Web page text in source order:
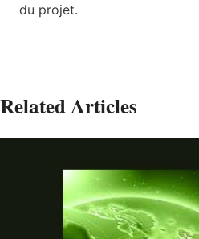
du projet.
Related Articles